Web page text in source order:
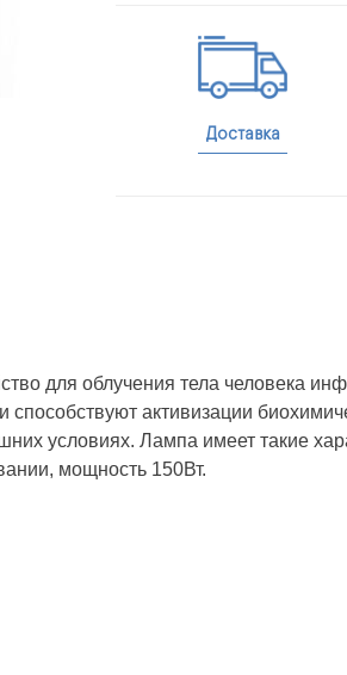
Доставка
для облучения тела человека
активизации
условиях. Лампа имеет такие
мощность 150Вт.